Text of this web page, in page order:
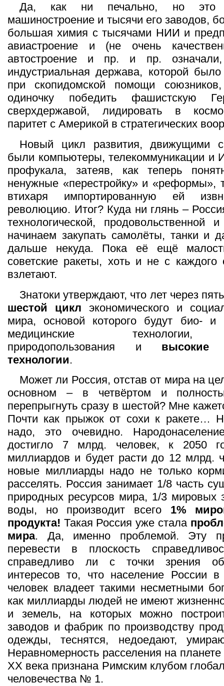
Да, как ни печально, но это
машиностроение и тысячи его заводов,
большая химия с тысячами НИИ и
авиастроение и (не очень
автостроение и пр. и пр.
индустриальная держава, которой
при скопидомской помощи
одиночку победить фашистскую
сверхдержавой, лидировать в
паритет с Америкой в стратегических
Новый цикл развития, движущими
были компьютеры, телекоммуникации и
профукала, затеяв, как теперь
ненужные «перестройку» и «реформы»,
втихаря импортированную ей
революцию. Итог? Куда ни глянь –
технологической,
начинаем закупать самолёты, танки и
дальше некуда. Пока её ещё
советские ракеты, хоть и не с каждого
взлетают.
Знатоки утверждают, что лет через
шестой цикл экономического и
мира, основой которого будут био- и
медицинские технологии,
природопользования и высокие
технологии.
Может ли Россия, отстав от мира на
основном – в четвёртом и
перепрыгнуть сразу в шестой? Мне
Почти как прыжок от сохи к ракете…
надо, это очевидно.
достигло 7 млрд. человек, к 2050
миллиардов и будет расти до 12 млрд.
новые миллиарды надо не только
расселять. Россия занимает 1/8 часть
природных ресурсов мира, 1/3 мировых
воды, но производит всего 1%
продукта! Такая Россия уже стала
мира. Да, именно проблемой. Эту
перевести в плоскость
справедливо ли с точки зрения
интересов то, что население России
человек владеет такими несметными
как миллиарды людей не имеют
и земель, на которых можно
заводов и фабрик по производству
одежды, теснятся, недоедают,
Неравномерность расселения на
ХХ века признана Римским клубом
человечества № 1.